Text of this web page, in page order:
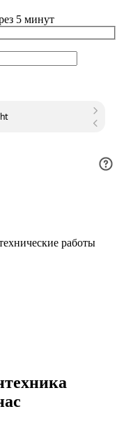
5 минут
работы